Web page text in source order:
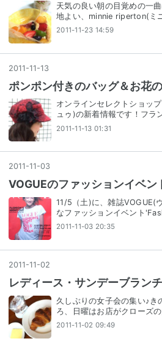
天気の良い朝の目覚めの一
地よい、minnie riperton(ミ
2011-11-23 14:59
2011 -11 -13
ポンポン付きのバッグ＆お花
オンラインセレクトショッ
ュゥ)の新着情報です！フラ
2011-11-13 01:31
2011 -11 -03
VOGUEのファッションイベン
11/5（土)に、雑誌VOGUE(
なファッションイベント
2011-11-03 20:35
2011 -11 -02
レディース・サンデーブラン
久しぶりの女子会の集い♪き
ろ、日曜はお店がクローズ
2011-11-02 09:49